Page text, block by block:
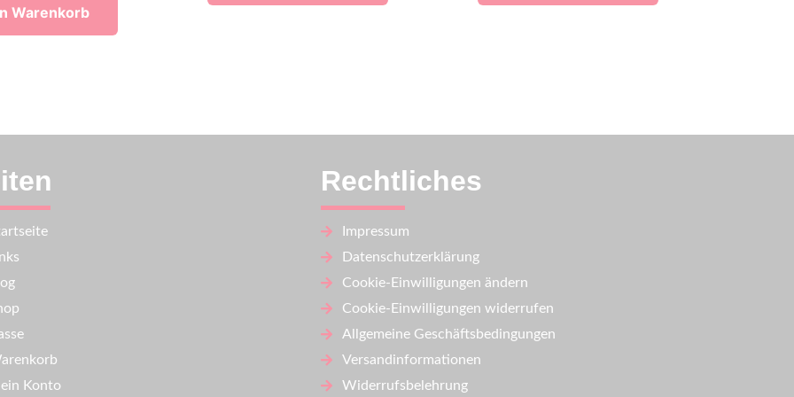
Warenkorb
Konto
Rechtliches
Impressum
Datenschutzerklärung
Cookie-Einwilligungen ändern
Cookie-Einwilligungen widerrufen
Allgemeine Geschäftsbedingungen
Versandinformationen
Widerrufsbelehrung